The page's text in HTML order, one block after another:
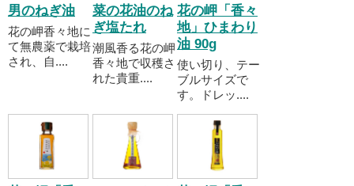
男のねぎ油
花の岬香々地に
て無農薬で栽培
され、自....
菜の花油のね
ぎ塩たれ
潮風香る花の岬
香々地で収穫さ
れた貴重....
花の岬「香々
地」ひまわり
油 90g
使い切り、テー
ブルサイズで
す。ドレッ....